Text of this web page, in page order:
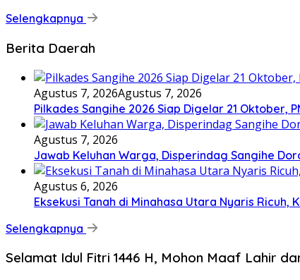
Selengkapnya
Berita Daerah
Agustus 7, 2026Agustus 7, 2026
Pilkades Sangihe 2026 Siap Digelar 21 Oktober,
Agustus 7, 2026
Jawab Keluhan Warga, Disperindag Sangihe
Agustus 6, 2026
Eksekusi Tanah di Minahasa Utara Nyaris Ricuh,
Selengkapnya
Selamat Idul Fitri 1446 H, Mohon Maaf Lahir